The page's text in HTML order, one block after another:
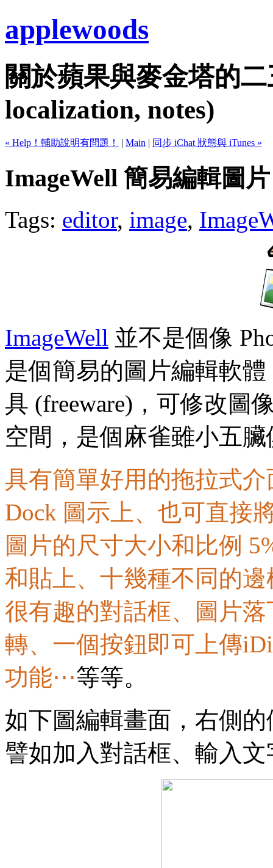
applewoods
關於蘋果與麥金塔的
localization, notes)
« Help！輔助說明有問題！ | Main | 同步 iChat 狀態與 iTunes »
ImageWell 簡易編輯圖片
Tags: editor, image,
ImageWell 並不是個像
是個簡易的圖片編輯軟
具 (freeware)，可修改圖
空間，是個麻雀雖小五
具有簡單好用的拖拉式
Dock 圖示上、也可直接
圖片的尺寸大小和比例
和貼上、十幾種不同的
很有趣的對話框、圖片
轉、一個按鈕即可上傳
功能⋯等等。
如下圖編輯畫面，右側
譬如加入對話框、輸入